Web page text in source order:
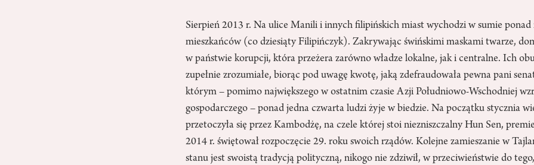
Sierpień 2013 r. Na ulice Manili i innych filipińskich miast wychodzi w sumie
mieszkańców (co dziesiąty Filipińczyk). Zakrywając świńskimi maskami twarze,
w państwie korupcji, która przeżera zarówno władze lokalne, jak i centralne. Ich
zupełnie zrozumiałe, biorąc pod uwagę kwotę, jaką zdefraudowała pewna pani
którym – pomimo największego w ostatnim czasie Azji Południowo-Wschodniej
gospodarczego – ponad jedna czwarta ludzi żyje w biedzie. Na początku stycznia
przetoczyła się przez Kambodżę, na czele której stoi niezniszczalny Hun Sen,
2014 r. świętował rozpoczęcie 29. roku swoich rządów. Kolejne zamieszanie w
stanu jest swoistą tradycją polityczną, nikogo nie zdziwił, w przeciwieństwie do